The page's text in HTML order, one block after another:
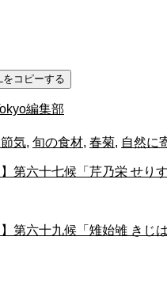
をコピーする
編集部
気, 旬の食材, 春菊, 自然に
】第六十七候「芹乃栄 せり
】第六十九候「雉始雊 きじ